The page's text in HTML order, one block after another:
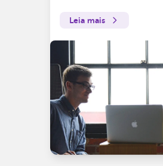
Leia mais